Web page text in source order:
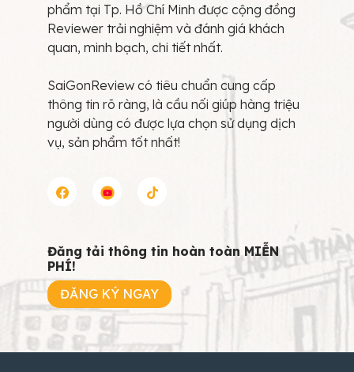
phẩm tại Tp. Hồ Chí Minh được cộng đồng
Reviewer trải nghiệm và đánh giá khách
quan, minh bạch, chi tiết nhất.
SaiGonReview có tiêu chuẩn cung cấp
thông tin rõ ràng, là cầu nối giúp hàng triệu
người dùng có được lựa chọn sử dụng dịch
vụ, sản phẩm tốt nhất!
Đăng tải thông tin hoàn toàn MIỄN
PHÍ!
ĐĂNG KÝ NGAY